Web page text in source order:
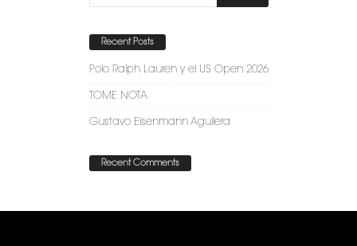
Recent Posts
Polo Ralph Lauren y el US Open 2026
TOME NOTA
Gustavo Eisenmann Aguilera
Recent Comments